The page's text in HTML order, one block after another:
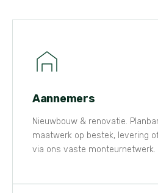
Aannemers
Nieuwbouw & renovatie.
maatwerk op bestek, levering
via ons vaste monteurnetwerk.